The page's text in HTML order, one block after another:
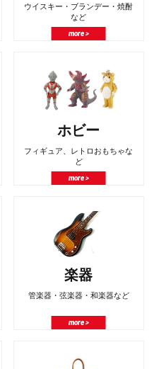
ウイスキー・ブランデー・焼酎
など
more >
ホビー
フィギュア、レトロおもちゃな
ど
more >
楽器
管楽器・弦楽器・和楽器など
more >